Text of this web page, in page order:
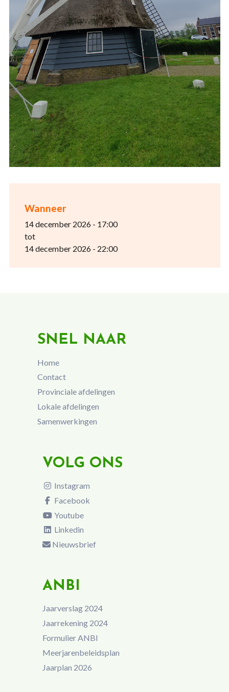
Wanneer
14 december 2026 - 17:00
tot
14 december 2026 - 22:00
SNEL NAAR
Home
Contact
Provinciale afdelingen
Lokale afdelingen
Samenwerkingen
VOLG ONS
Instagram
Facebook
Youtube
Linkedin
Nieuwsbrief
ANBI
Jaarverslag 2024
Jaarrekening 2024
Formulier ANBI
Meerjarenbeleidsplan
Jaarplan 2026